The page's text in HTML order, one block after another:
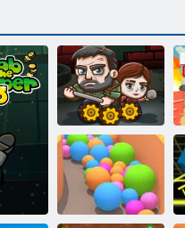
Die letzten
Überlebenden